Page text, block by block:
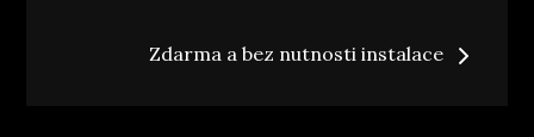
Zdarma a bez nutnosti instalace